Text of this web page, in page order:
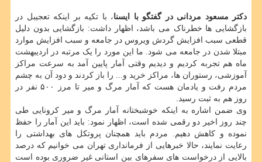
دکتر مسعود مردانی در گفتگو با ایسنا، با تکیه بر اینکه تعجیبل در
بازگشایی ها خطرناک می باشد، اظهار داشت: بازگشایی بدون دلیل
قطعی سبب افزایش گردش ویروس در جامعه و سبب افزایش موارد
مبتلا شدن در جامعه می شود. ما این مورد را یک مرتبه در اردیبهشت
ماه هم تجربه کردیم و دیدیم وقتی آمار پایین آمد به سرعت مراکز
آموزشی، رستوران ها، مراکز خرید و... را باز کردند و دود آن به چشم
مردم رفت و یادمان هست که آمار مرگ و میر تا مرز ۵۰۰ نفر در
روز هم به ثبت رسید.
وی ضمن اشاره به اینکه خوشبختانه آمار مرگ و میر کرونایی طی
چند روز اخیر دو رقمی شده است، اظهار نمود: باید این آمار را حفظ
نموده و کاهش دهیم. مردم باید همچنان پروتکل های بهداشتی را
رعایت نمایند، حالا خبرهایی از فرمانداری تهران می خوانیم که درصد
بالایی از درخواست های سفرهای بین استانی غیر ضروری بوده است